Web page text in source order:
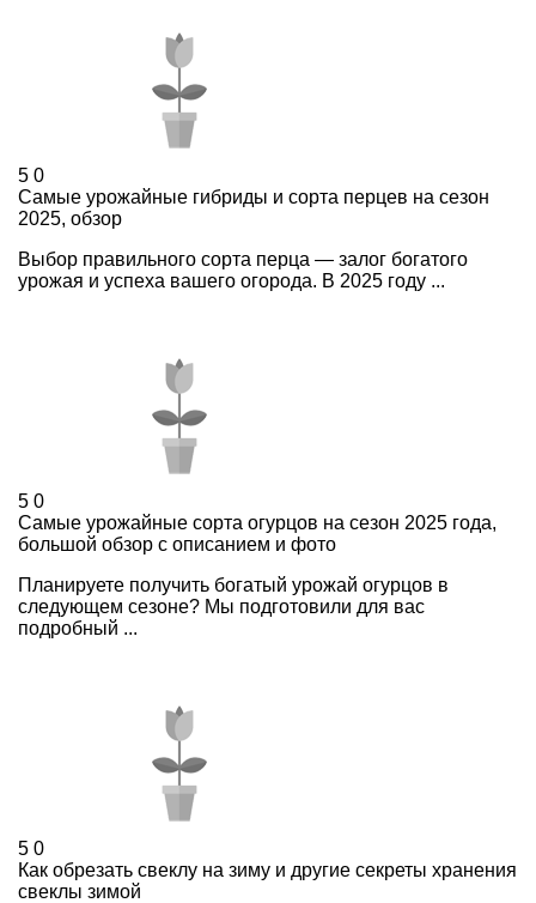
5 0
Самые урожайные гибриды и сорта перцев на сезон
2025, обзор
Выбор правильного сорта перца — залог богатого
урожая и успеха вашего огорода. В 2025 году ...
5 0
Самые урожайные сорта огурцов на сезон 2025 года,
большой обзор с описанием и фото
Планируете получить богатый урожай огурцов в
следующем сезоне? Мы подготовили для вас
подробный ...
5 0
Как обрезать свеклу на зиму и другие секреты хранения
свеклы зимой